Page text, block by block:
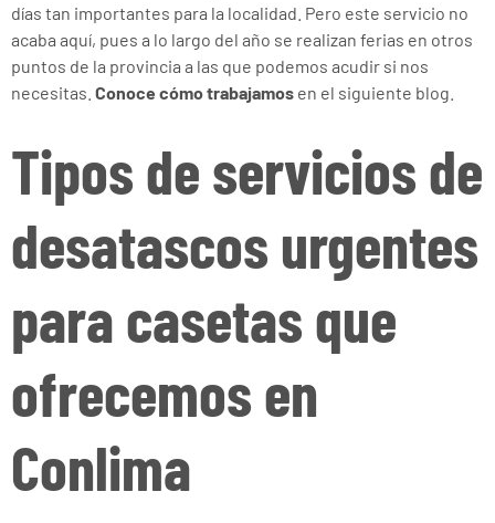
días tan importantes para la localidad. Pero este servicio no
acaba aquí, pues a lo largo del año se realizan ferias en otros
puntos de la provincia a las que podemos acudir si nos
necesitas. Conoce cómo trabajamos en el siguiente blog.
Tipos de servicios de
desatascos urgentes
para casetas que
ofrecemos en
Conlima